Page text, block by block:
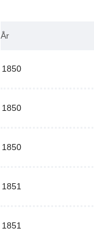
År
1850
1850
1850
1851
1851